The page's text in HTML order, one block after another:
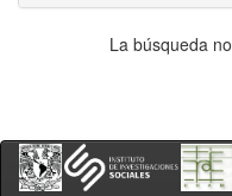
La búsqueda